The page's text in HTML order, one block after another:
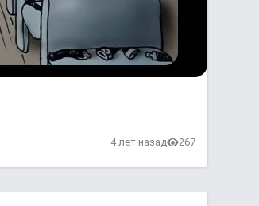
4 лет назад 267